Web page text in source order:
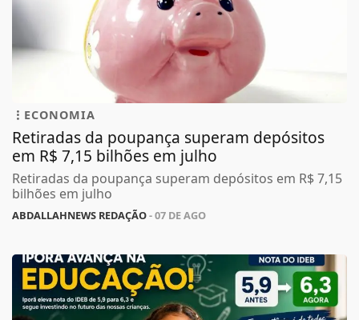
ECONOMIA
Retiradas da poupança superam depósitos
em R$ 7,15 bilhões em julho
Retiradas da poupança superam depósitos em R$ 7,15
bilhões em julho
ABDALLAHNEWS REDAÇÃO- 07 DE AGO